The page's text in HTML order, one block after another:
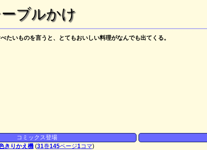
ブルかけ
たいものを言うと、とてもおいしい料理がなんでも出てくる。
コミックス登場
きりかえ機(31巻145ページ1コマ)